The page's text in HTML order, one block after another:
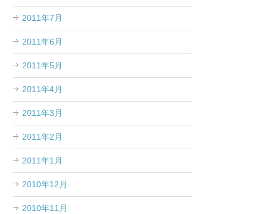
2011年7月
2011年6月
2011年5月
2011年4月
2011年3月
2011年2月
2011年1月
2010年12月
2010年11月